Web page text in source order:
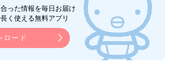
った情報を毎日お届け
く使える無料アプリ
ロード